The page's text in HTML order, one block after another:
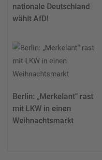
nationale Deutschland
wählt AfD!
Berlin: „Merkelant“ rast
mit LKW in einen
Weihnachtsmarkt